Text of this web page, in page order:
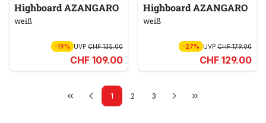
Highboard AZANGARO
weiß
-19% UVP CHF 135.00
CHF 109.00
Highboard AZANGARO
weiß
-27% UVPCHF 179.00
CHF 129.00
1 2 3